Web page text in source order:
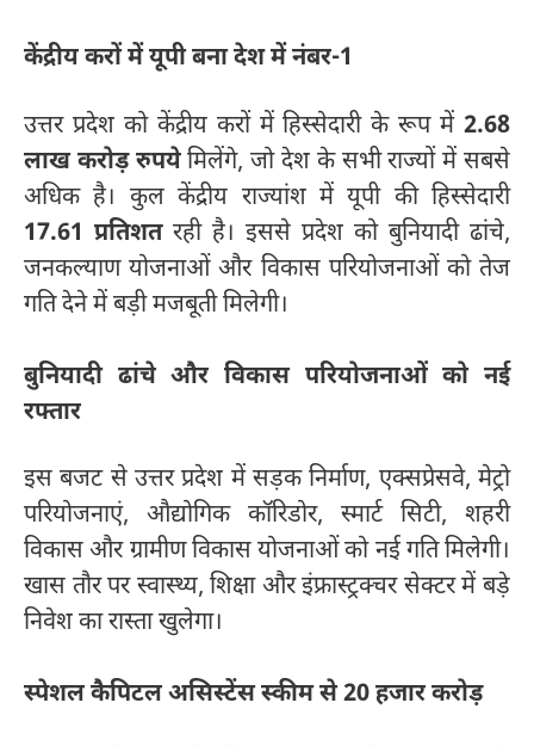
केंद्रीय करों में यूपी बना देश में नंबर-1
उत्तर प्रदेश को केंद्रीय करों में हिस्सेदारी के रूप में 2.68
लाख करोड़ रुपयेमिलेंगे, जो देश के सभी राज्यों में सबसे
अधिक है। कुल केंद्रीय राज्यांश में यूपी की हिस्सेदारी
17.61 प्रतिशतरही है। इससे प्रदेश को बुनियादी ढांचे,
जनकल्याण योजनाओं और विकास परियोजनाओं को तेज
गति देने में बड़ी मजबूती मिलेगी।
बुनियादी ढांचे और विकास परियोजनाओं को नई
रफ्तार
इस बजट से उत्तर प्रदेश में सड़क निर्माण, एक्सप्रेसवे, मेट्रो
परियोजनाएं, औद्योगिक कॉरिडोर, स्मार्ट सिटी, शहरी
विकास और ग्रामीण विकास योजनाओं को नई गति मिलेगी।
खास तौर पर स्वास्थ्य, शिक्षा और इंफ्रास्ट्रक्चर सेक्टर में बड़े
निवेश का रास्ता खुलेगा।
स्पेशल कैपिटल असिस्टेंस स्कीम से 20 हजार करोड़